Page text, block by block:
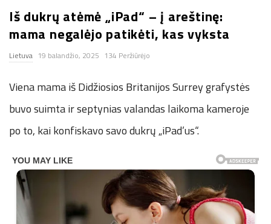
n
.
n
e
t
Iš dukrų atėmė „iPad“ – į areštinę:
mama negalėjo patikėti, kas vyksta
Lietuva 19 balandžio, 2025 134 Peržiūrėjo
Viena mama iš Didžiosios Britanijos Surrey grafystės
buvo suimta ir septynias valandas laikoma kameroje
po to, kai konfiskavo savo dukrų „iPad’us“.